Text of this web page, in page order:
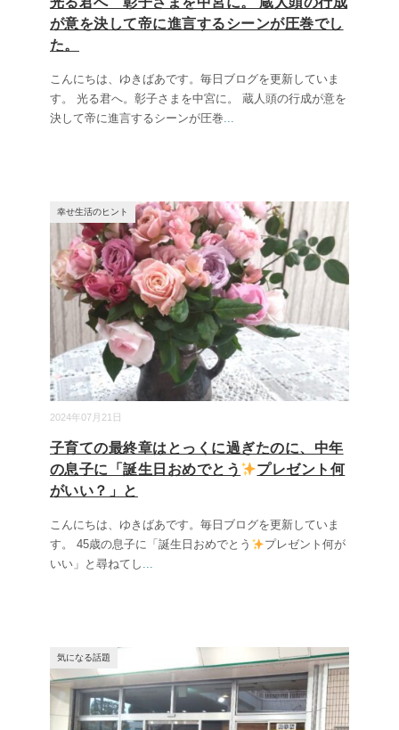
が意を決して帝に進言するシーンが圧巻でし
た。
こんにちは、ゆきばあです。毎日ブログを更新していま
す。 光る君へ。彰子さまを中宮に。 蔵人頭の行成が意を
決して帝に進言するシーンが圧巻...
2024年07月21日
幸せ生活のヒント
子育ての最終章はとっくに過ぎたのに、中年
の息子に「誕生日おめでとう
プレゼント何
がいい？」と
こんにちは、ゆきばあです。毎日ブログを更新していま
す。 45歳の息子に「誕生日おめでとう
プレゼント何が
いい」と尋ねてし ...
気になる話題